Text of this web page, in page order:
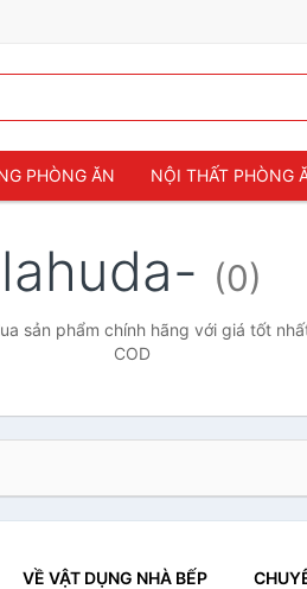
PHÒNG ĂN NỘI THẤT PHÒNG
lahuda- (0)
sản phẩm chính hãng với giá tốt
COD
VỀ VẬT DỤNG NHÀ BẾP